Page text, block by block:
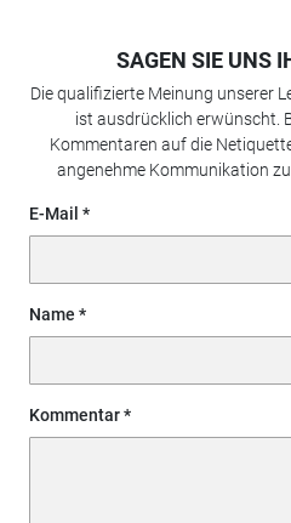
SAGEN SIE UNS
Die qualifizierte Meinung unserer
ist ausdrücklich erwünscht.
Kommentaren auf die
angenehme Kommunikation
E-Mail
Name
Kommentar